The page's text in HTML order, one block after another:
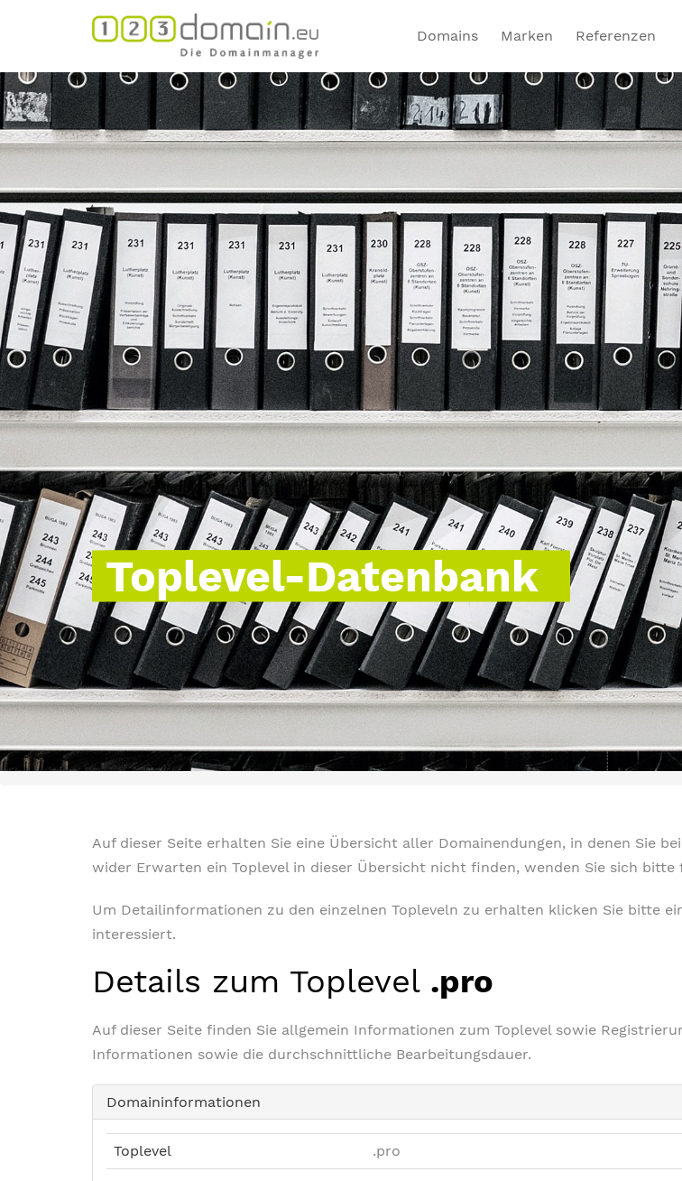
Domains Marken Referenzen
Toplevel-Datenbank
Auf dieser Seite erhalten Sie eine Übersicht aller Domainendungen, in denen Sie
wider Erwarten ein Toplevel in dieser Übersicht nicht finden, wenden Sie sich
Um Detailinformationen zu den einzelnen Topleveln zu erhalten klicken Sie bitte
interessiert.
Details zum Toplevel .pro
Auf dieser Seite finden Sie allgemein Informationen zum Toplevel sowie
Informationen sowie die durchschnittliche Bearbeitungsdauer.
Domaininformationen
Toplevel .pro